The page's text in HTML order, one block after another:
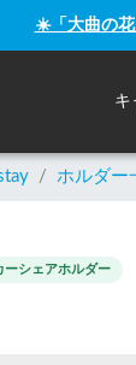
☀️「大曲の花
キ
/ ホルダー
ーシェアホルダー